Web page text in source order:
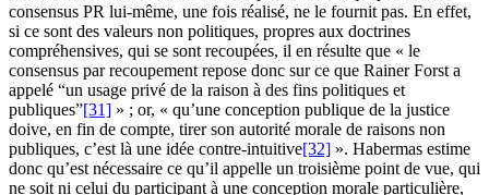
consensus PR lui-même, une fois réalisé, ne le fournit pas. En effet,
si ce sont des valeurs non politiques, propres aux doctrines
compréhensives, qui se sont recoupées, il en résulte que « le
consensus par recoupement repose donc sur ce que Rainer Forst a
appelé “un usage privé de la raison à des fins politiques et
publiques”[31] » ; or, « qu’une conception publique de la justice
doive, en fin de compte, tirer son autorité morale de raisons non
publiques, c’est là une idée contre-intuitive[32] ». Habermas estime
donc qu’est nécessaire ce qu’il appelle un troisième point de vue, qui
ne soit ni celui du participant à une conception morale particulière,